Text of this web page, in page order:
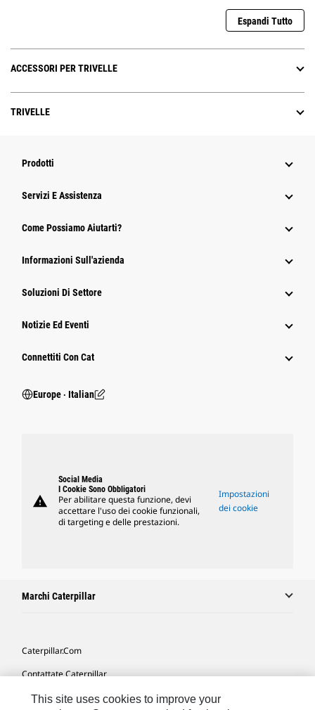
Espandi Tutto
ACCESSORI PER TRIVELLE
TRIVELLE
Prodotti
Servizi E Assistenza
Come Possiamo Aiutarti?
Informazioni Sull'azienda
Soluzioni Di Settore
Notizie Ed Eventi
Connettiti Con Cat
Europe ‧ Italian
warning
Social Media
I Cookie Sono Obbligatori
Per abilitare questa funzione, devi
accettare l'uso dei cookie funzionali,
di targeting e delle prestazioni.
Impostazioni
dei cookie
Marchi Caterpillar
Caterpillar.com
Contattate Caterpillar
Le Mie Preferenze Di Marketing
This site uses cookies to improve your